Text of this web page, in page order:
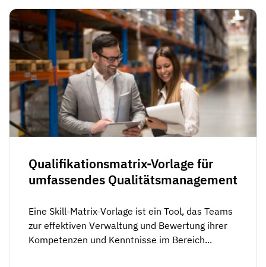
Qualifikationsmatrix-Vorlage für
umfassendes Qualitätsmanagement
Eine Skill-Matrix-Vorlage ist ein Tool, das Teams
zur effektiven Verwaltung und Bewertung ihrer
Kompetenzen und Kenntnisse im Bereich...